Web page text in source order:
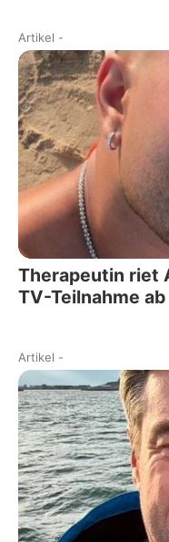
Artikel -
Therapeutin riet
TV-Teilnahme ab
Artikel -